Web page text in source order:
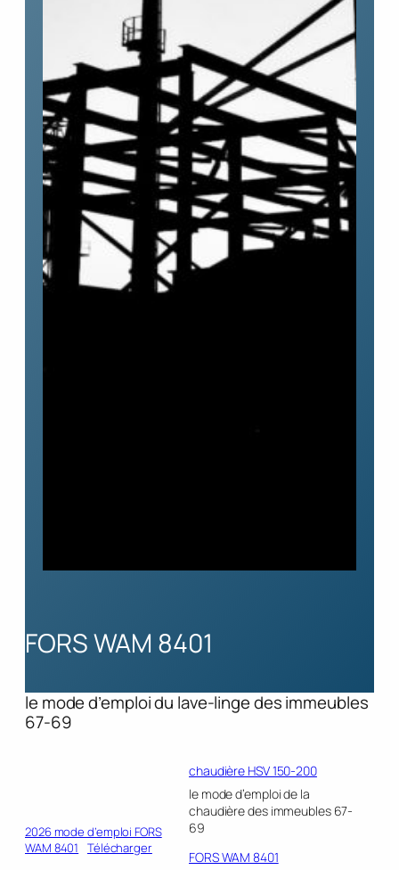
FORS WAM 8401
le mode d’emploi du lave-linge des immeubles
67-69
2026 mode d’emploi FORS
WAM 8401
Télécharger
chaudière HSV 150-200
le mode d’emploi de la
chaudière des immeubles 67-
69
FORS WAM 8401